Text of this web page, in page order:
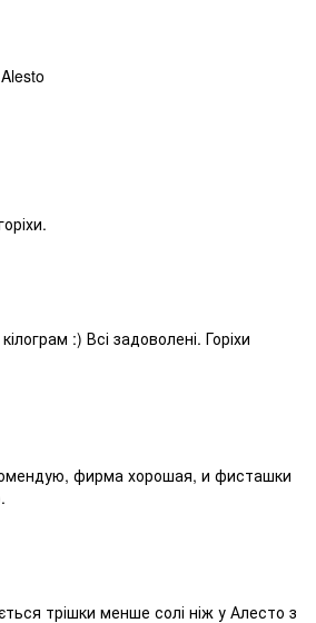
:) Всі задоволені. Горіхи
фирма хорошая, и фисташки
трішки менше солі ніж у Алесто з